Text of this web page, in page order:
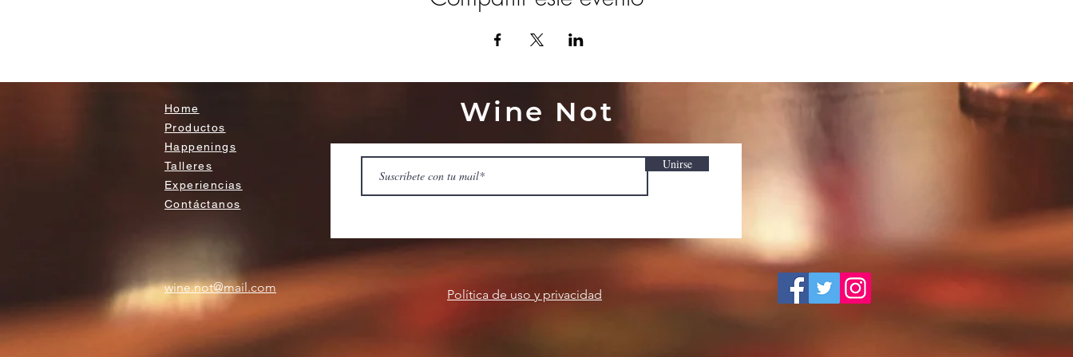
Home
Productos
Happenings
Talleres
Experiencias
Contáctanos
wine.not@mail.com
Wine Not
Unirse
Política de uso y privacidad